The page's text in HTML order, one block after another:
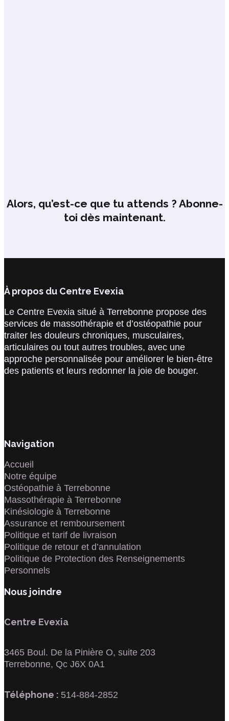
Alors, qu’est-ce que tu attends ? Abonne-
toi dès maintenant.
À propos du Centre Evexia
Le Centre Evexia situé à Terrebonne propose des
services de massothérapie et d’ostéopathie pour
traiter les douleurs chroniques, musculaires,
articulaires ou tout autres troubles, avec une
approche personnalisée pour améliorer le bien-être
des patients et leurs redonner la joie de bouger.
Navigation
Accueil
Notre équipe
Ostéopathie à Terrebonne
Massothérapie à Terrebonne
Kinésiologie à Terrebonne
Assurance et remboursement
Politique et tarif de livraison
Politique de retour et d’annulation
Politique de Protection des Renseignements
Personnels
Nous joindre
Centre Evexia
3465 Boul. De la Pinière O, suite 203
Terrebonne, Qc J6X 0A1
Téléphone : 514-884-2852